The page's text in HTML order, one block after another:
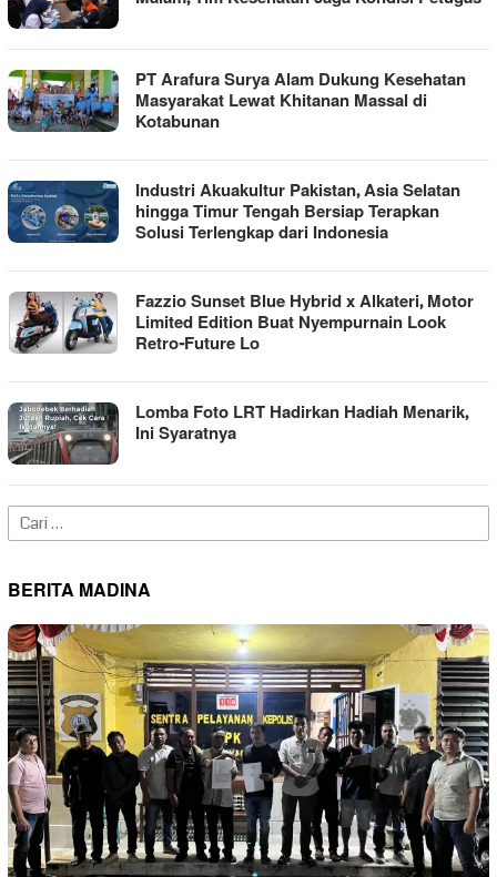
PT Arafura Surya Alam Dukung Kesehatan
Masyarakat Lewat Khitanan Massal di
Kotabunan
Industri Akuakultur Pakistan, Asia Selatan
hingga Timur Tengah Bersiap Terapkan
Solusi Terlengkap dari Indonesia
Fazzio Sunset Blue Hybrid x Alkateri, Motor
Limited Edition Buat Nyempurnain Look
Retro-Future Lo
Lomba Foto LRT Hadirkan Hadiah Menarik,
Ini Syaratnya
Cari
untuk:
BERITA MADINA